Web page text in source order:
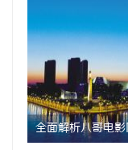
武汉配眼镜 上